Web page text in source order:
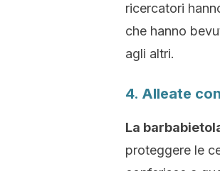
ricercatori
che hanno
agli altri.
4. Alleate
La
proteggere le